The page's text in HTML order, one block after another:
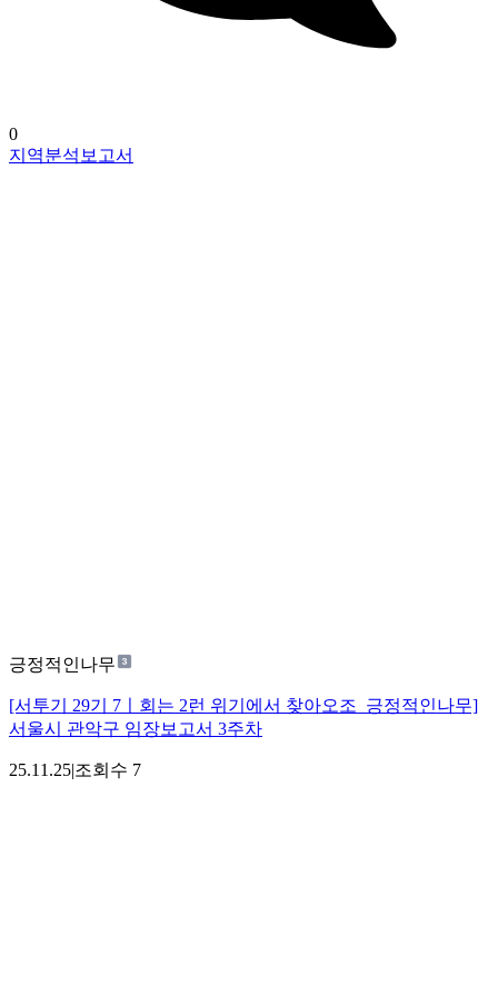
0
지역분석보고서
긍정적인나무
[서투기 29기 7ㅣ회는 2런 위기에서 찾아오조_긍정적인나무]
서울시 관악구 임장보고서 3주차
25.11.25|조회수 7